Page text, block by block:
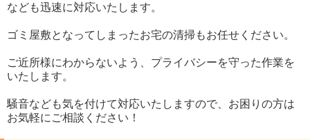
なども迅速に対応いたします。
ゴミ屋敷となってしまったお宅の清掃もお任せください。
ご近所様にわからないよう、プライバシーを守った作業を
いたします。
騒音なども気を付けて対応いたしますので、お困りの方は
お気軽にご相談ください！